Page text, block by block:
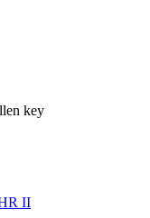
key
II